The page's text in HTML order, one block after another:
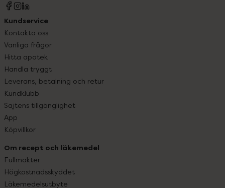
Kundservice
Kontakta oss
Vanliga frågor
Hitta apotek
Handla tryggt
Leverans, betalning och retur
Kundklubb
Sajtens tillgänglighet
App
Köpvillkor
Om recept och läkemedel
Fullmakter
Högkostnadsskyddet
Läkemedelsutbyte